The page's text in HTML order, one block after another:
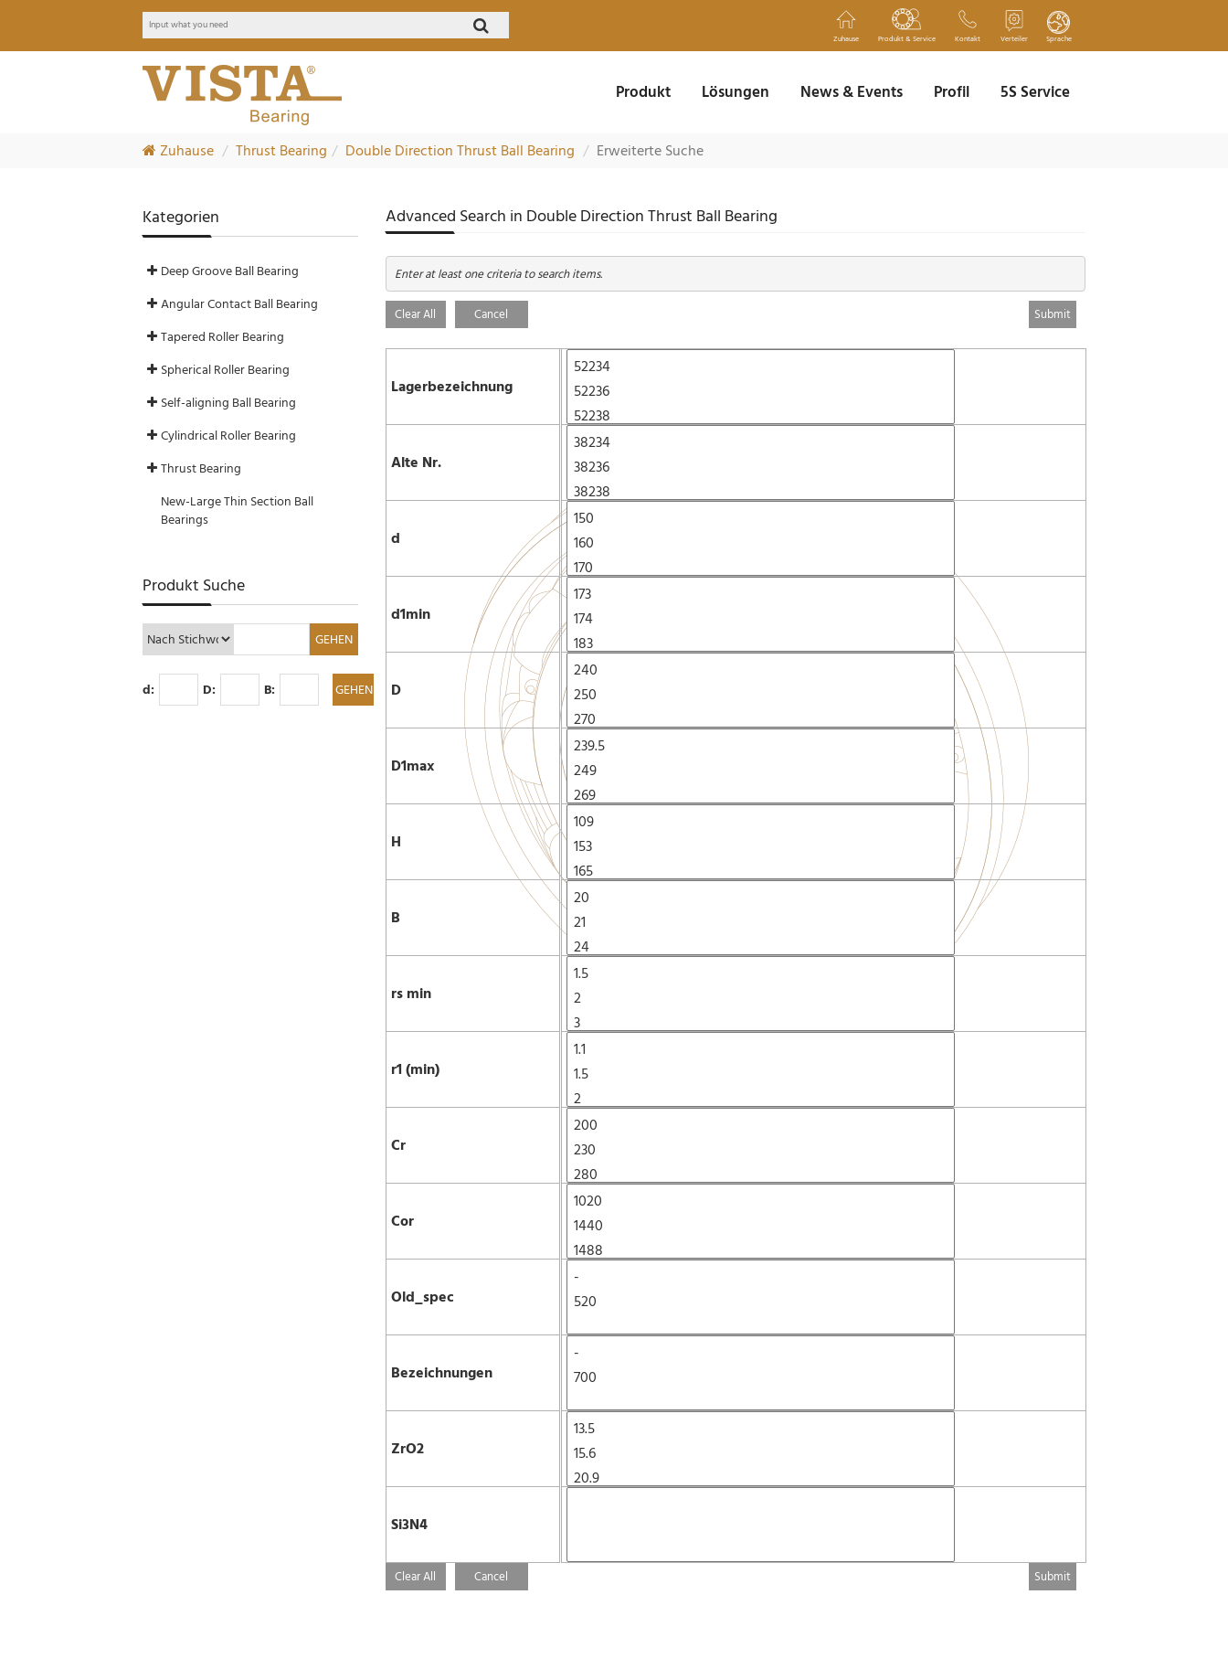
Zuhause Produkt & Service Kontakt Verteiler Sprache
Produkt Lösungen News & Events Profil 5S Service
Zuhause Thrust Bearing Double Direction Thrust Ball Bearing Erweiterte Suche
Kategorien
Deep Groove Ball Bearing
Angular Contact Ball Bearing
Tapered Roller Bearing
Spherical Roller Bearing
Self-aligning Ball Bearing
Cylindrical Roller Bearing
Thrust Bearing
New-Large Thin Section Ball
Bearings
Produkt Suche
d: D: B:
Advanced Search in Double Direction Thrust Ball Bearing
Enter at least one criteria to search items.
Clear All Cancel
Lagerbezeichnung
Alte Nr.
d
d1min
D
D1max
H
B
rs min
r1 (min)
Cr
Cor
Old_spec
Bezeichnungen
ZrO2
Si3N4
Clear All Cancel